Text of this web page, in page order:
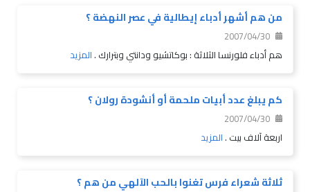
من هم أشهر أدباء إيطالية في عصر النهضة ؟
2007/04/30
هم أدباء فلورنسا الثلاثة : بوكاتشيو ودانتي وبترارك .المزيد
كم يبلغ عدد أبيات ملحمة أو أنشودة رولان ؟
2007/04/30
اربعة آلاف بيت .المزيد
ثلاثة شعراء فرس تغنوا بالحب الآلهي من هم ؟